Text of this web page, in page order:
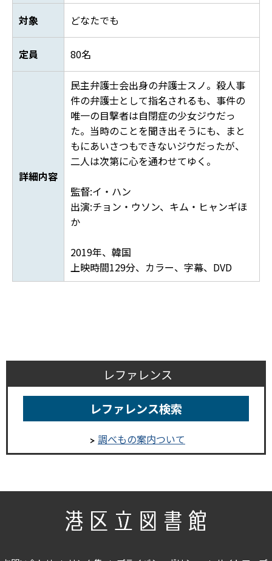
レファレンス
レファレンス検索
調べもの案内ついて
対象 どなたでも
定員 80名
詳細内容
民主弁護士会出身の弁護士スノ。殺人事
件の弁護士として指名されるも、事件の
唯一の目撃者は自閉症の少女ジウだっ
た。当時のことを聞き出そうにも、まと
もにあいさつもできないジウだったが、
二人は次第に心を通わせてゆく。
監督:イ・ハン
出演:チョン・ウソン、キム・ヒャンギほ
か
2019年、韓国
上映時間129分、カラー、字幕、DVD